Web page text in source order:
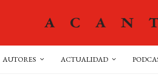
AUTORES ACTUALIDAD